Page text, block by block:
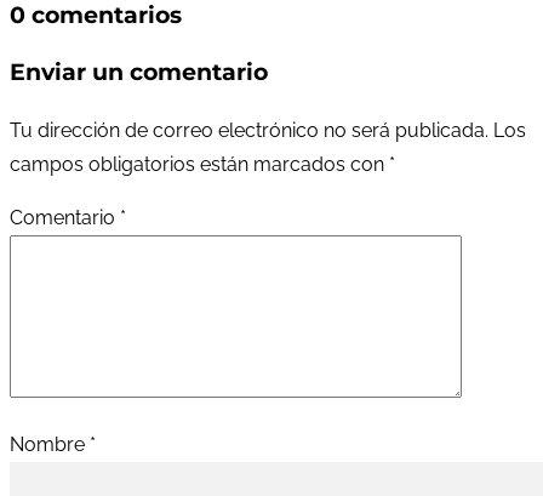
0 comentarios
Enviar un comentario
Tu dirección de correo electrónico no será publicada. Los
campos obligatorios están marcados con *
Comentario *
Nombre *